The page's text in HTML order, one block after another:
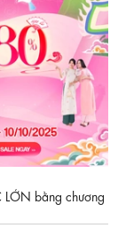
bằng chương